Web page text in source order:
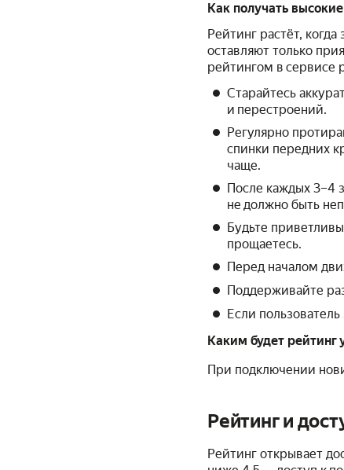
Как получать
Рейтинг растёт,
оставляют только
рейтингом в сервисе
Старайтесь
и перестроений.
Регулярно
спинки передних
чаще.
После каждых 3–4
не должно быть
Будьте
прощаетесь.
Перед началом
Поддерживайте
Если пользователь
Каким будет рейтинг
При подключении
Рейтинг и
Рейтинг открывает